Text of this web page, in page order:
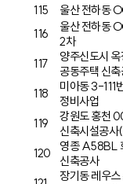
115
울산 전하동
116
울산 전하동
2차
117
양주신도시
공동주택 신
118
미아동 3-111
정비사업
119
강원도 홍천
신축시설공사
120
영종 A58BL
신축공사
장기동 레우